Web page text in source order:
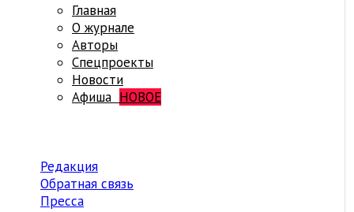
Главная
О журнале
Авторы
Спецпроекты
Новости
Афиша НОВОЕ
Редакция
Обратная связь
Пресса